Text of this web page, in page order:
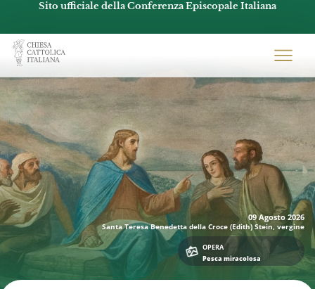
Sito ufficiale della Conferenza Episcopale Italiana
Chiesacattolica.it
09 Agosto 2026
Santa Teresa Benedetta della Croce (Edith) Stein, vergine
OPERA
Pesca miracolosa